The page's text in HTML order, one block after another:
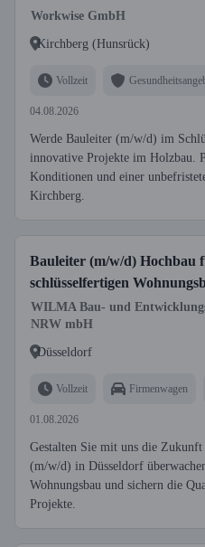
Workwise GmbH
Kirchberg (Hunsrück)
Vollzeit
04.08.2026
Werde Bauleiter (m/w/d) im
innovative Projekte im Holzbau.
Konditionen und einer
Kirchberg.
Bauleiter (m/w/d) Hochbau
schlüsselfertigen
WILMA Bau- und
NRW mbH
Düsseldorf
Vollzeit Firmenwagen
01.08.2026
Gestalten Sie mit uns die
(m/w/d) in Düsseldorf
Wohnungsbau und sichern die
Projekte.